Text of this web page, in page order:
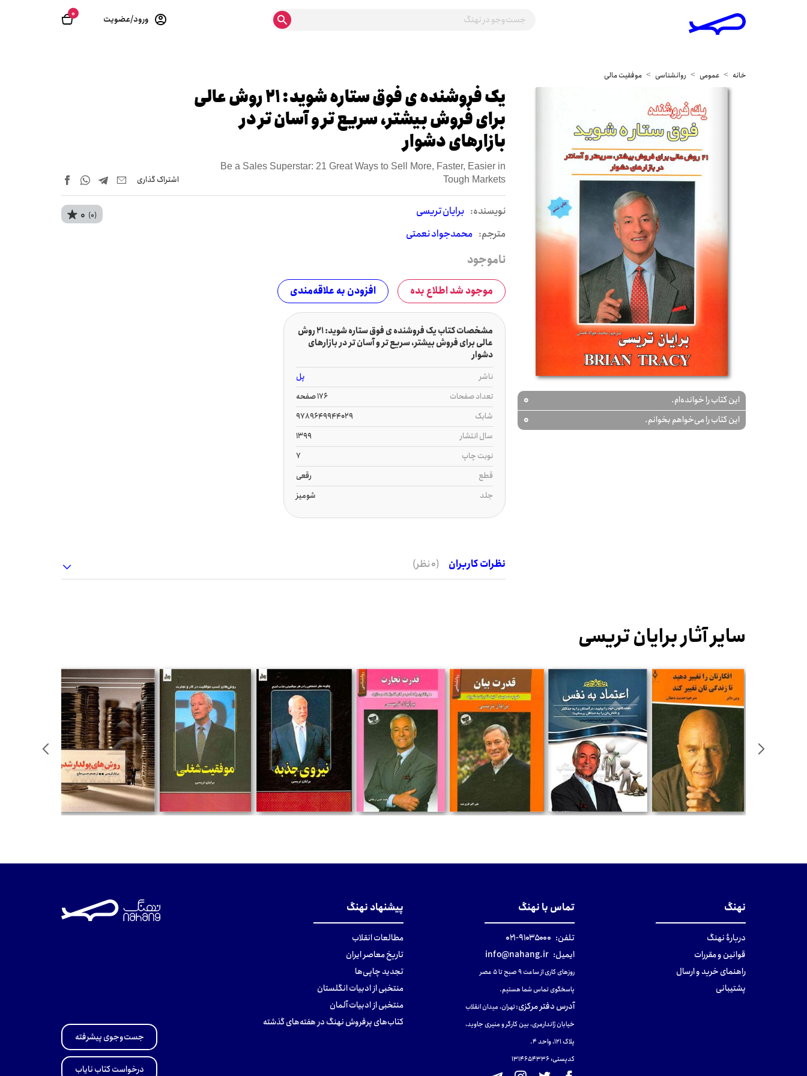
0 ورود/عضویت
خانه عمومی روانشناسی موفقیت مالی
این کتاب را خوانده‌ام. 0
این کتاب را می‌خواهم بخوانم. 0
یک فروشنده ی فوق ستاره شوید: 21 روش عالی
برای فروش بیشتر، سریع تر و آسان تر در
بازارهای دشوار
Be a Sales Superstar: 21 Great Ways to Sell More, Faster, Easier in
Tough Markets
اشتراک‌ گذاری
نويسنده: برایان تریسی
مترجم: محمدجواد نعمتی
0 (0)
ناموجود
موجود شد اطلاع بده افزودن به علاقه‌مندی
مشخصات کتاب یک فروشنده ی فوق ستاره شوید: 21 روش
عالی برای فروش بیشتر، سریع تر و آسان تر در بازارهای
دشوار
ناشر
پل
تعداد صفحات
176 صفحه
شابک
9789649944029
سال انتشار
1399
نوبت چاپ
7
قطع
رقعی
جلد
شومیز
نظرات کاربران (0 نظر)
سایر آثار برایان تریسی
نهنگ
دربارهٔ نهنگ
قوانین و مقررات
راهنمای خرید و ارسال
پشتیبانی
تماس با نهنگ
تلفن: ۹۱۰۳۵۰۰۰-۰۲۱
ایمیل: info@nahang.ir
روزهای کاری از ساعت ۹ صبح تا ۵ عصر
پاسخگوی تماس شما هستیم.
آدرس دفتر مرکزی:تهران، میدان انقلاب
خیابان ژاندارمری، بین کارگر و منیری جاوید،
پلاک 121، واحد ۴.
کدپستی: 131465433۶
پیشنهاد نهنگ
مطالعات انقلاب
تاریخ معاصر ایران
تجدید چاپی‌ها
منتخبی از ادبیات انگلستان
منتخبی از ادبیات آلمان
کتاب‌های پرفروش نهنگ در هفته‌های گذشته
جست‌وجوی پیشرفته
درخواست کتاب نایاب